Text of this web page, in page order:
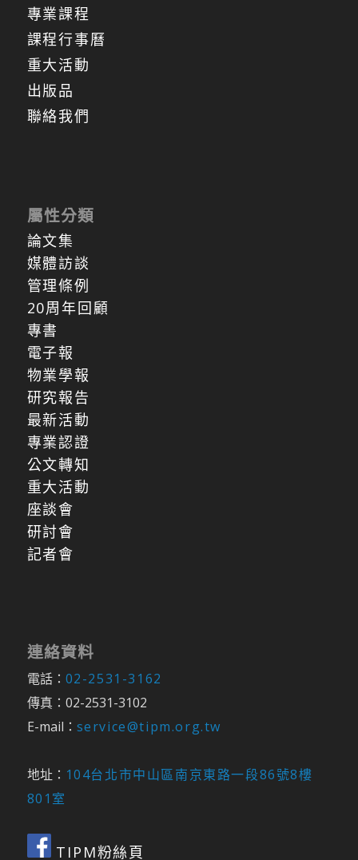
專業課程
課程行事曆
重大活動
出版品
聯絡我們
屬性分類
論文集
媒體訪談
管理條例
20周年回顧
專書
電子報
物業學報
研究報告
最新活動
專業認證
公文轉知
重大活動
座談會
研討會
記者會
連絡資料
電話： 02-2531-3162
傳真：02-2531-3102
E-mail： service@tipm.org.tw
地址： 104台北市中山區南京東路一段86號8樓
801室
TIPM粉絲頁